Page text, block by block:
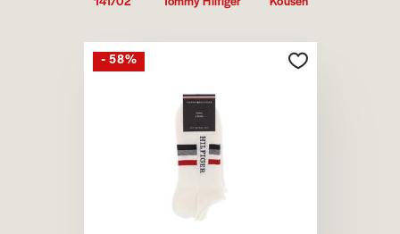
- 58%